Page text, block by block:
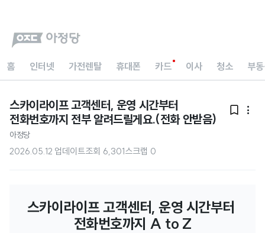
홈 인터넷 가전렌탈 휴대폰 카드 이사 청소 부
스카이라이프 고객센터, 운영 시간부터
전화번호까지 전부 알려드릴게요.(전화 안받음)
 
아정당
2026.05.12 업데이트조회 6,301스크랩 0
스카이라이프 고객센터, 운영 시간부터
전화번호까지 A to Z